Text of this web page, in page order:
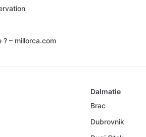
? – millorca.com
Dalmatie
Brac
Dubrovnik